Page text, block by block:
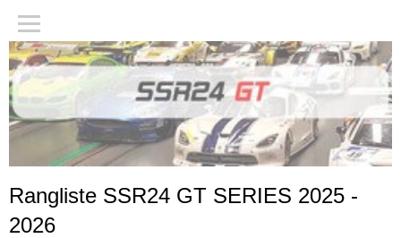
Rangliste SSR24 GT SERIES 2025 -
2026